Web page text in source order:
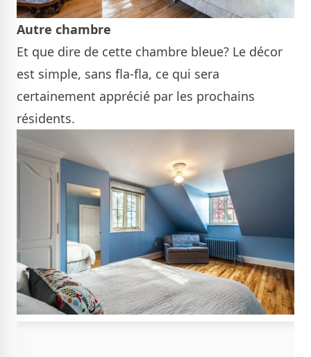
Autre chambre
Et que dire de cette chambre bleue? Le décor
est simple, sans fla-fla, ce qui sera
certainement apprécié par les prochains
résidents.